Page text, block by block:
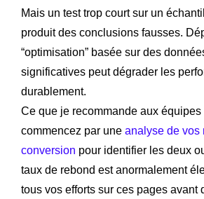
Mais un test trop court sur un
produit des conclusions fausses.
“optimisation” basée sur des
significatives peut dégrader les
durablement.
Ce que je recommande aux équipes
commencez par une analyse de vos
conversion pour identifier les deux
taux de rebond est anormalement
tous vos efforts sur ces pages avant